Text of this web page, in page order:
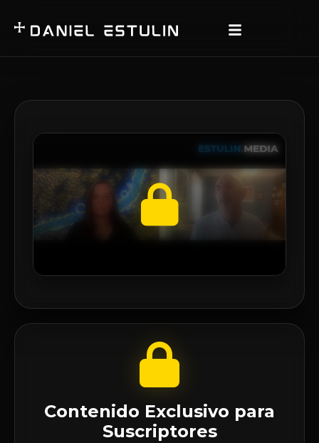
Contenido Exclusivo para
Suscriptores